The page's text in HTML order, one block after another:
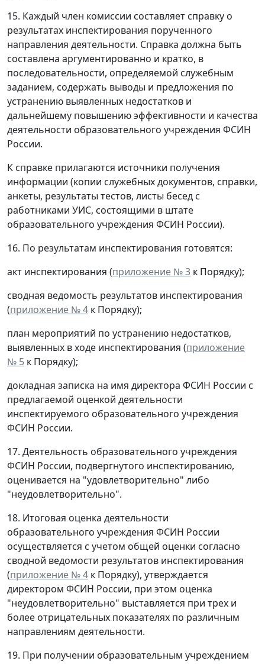
15. Каждый член комиссии составляет справку о
результатах инспектирования порученного
направления деятельности. Справка должна быть
составлена аргументированно и кратко, в
последовательности, определяемой служебным
заданием, содержать выводы и предложения по
устранению выявленных недостатков и
дальнейшему повышению эффективности и качества
деятельности образовательного учреждения ФСИН
России.
К справке прилагаются источники получения
информации (копии служебных документов, справки,
анкеты, результаты тестов, листы бесед с
работниками УИС, состоящими в штате
образовательного учреждения ФСИН России).
16. По результатам инспектирования готовятся:
акт инспектирования (приложение № 3 к Порядку);
сводная ведомость результатов инспектирования
(приложение № 4 к Порядку);
план мероприятий по устранению недостатков,
выявленных в ходе инспектирования (приложение
№ 5 к Порядку);
докладная записка на имя директора ФСИН России с
предлагаемой оценкой деятельности
инспектируемого образовательного учреждения
ФСИН России.
17. Деятельность образовательного учреждения
ФСИН России, подвергнутого инспектированию,
оценивается на "удовлетворительно" либо
"неудовлетворительно".
18. Итоговая оценка деятельности
образовательного учреждения ФСИН России
осуществляется с учетом общей оценки согласно
сводной ведомости результатов инспектирования
(приложение № 4 к Порядку), утверждается
директором ФСИН России, при этом оценка
"неудовлетворительно" выставляется при трех и
более отрицательных показателях по различным
направлениям деятельности.
19. При получении образовательным учреждением